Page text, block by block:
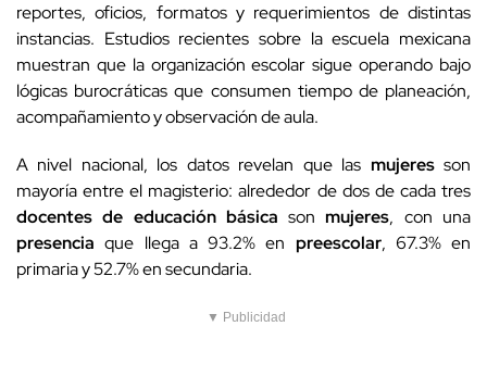
reportes, oficios, formatos y requerimientos de distintas
instancias. Estudios recientes sobre la escuela mexicana
muestran que la organización escolar sigue operando bajo
lógicas burocráticas que consumen tiempo de planeación,
acompañamiento y observación de aula.
A nivel nacional, los datos revelan que las mujeresson
mayoría entre el magisterio: alrededor de dos de cada tres
docentes de educación básica sonmujeres, con una
presencia que llega a 93.2% en preescolar, 67.3% en
primaria y 52.7% en secundaria.
▼ Publicidad